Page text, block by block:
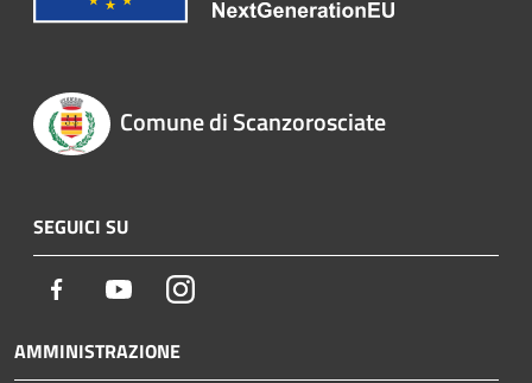
Comune di Scanzorosciate
SEGUICI SU
Facebook YoutubeInstagram
AMMINISTRAZIONE